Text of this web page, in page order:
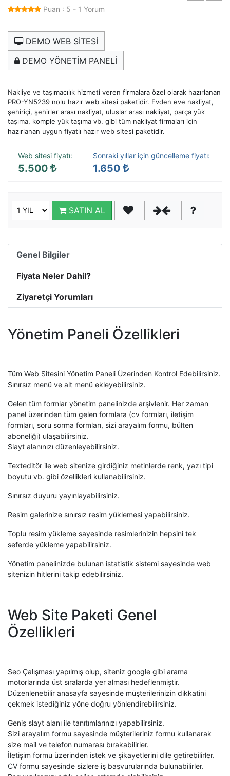
Puan : 5 - 1 Yorum
DEMO WEB SİTESİ
DEMO YÖNETİM PANELİ
Nakliye ve taşımacılık hizmeti veren firmalara özel olarak hazırlanan
PRO-YN5239 nolu hazır web sitesi paketidir. Evden eve nakliyat,
şehiriçi, şehirler arası nakliyat, uluslar arası nakliyat, parça yük
taşıma, komple yük taşıma vb. gibi tüm nakliyat firmaları için
hazırlanan uygun fiyatlı hazır web sitesi paketidir.
Web sitesi fiyatı:
5.500
Sonraki yıllar için güncelleme fiyatı:
1.650
SATIN AL
Genel Bilgiler
Fiyata Neler Dahil?
Ziyaretçi Yorumları
Yönetim Paneli Özellikleri
Tüm Web Sitesini Yönetim Paneli Üzerinden Kontrol Edebilirsiniz.
Sınırsız menü ve alt menü ekleyebilirsiniz.
Gelen tüm formlar yönetim panelinizde arşivlenir. Her zaman
panel üzerinden tüm gelen formlara (cv formları, iletişim
formları, soru sorma formları, sizi arayalım formu, bülten
aboneliği) ulaşabilirsiniz.
Slayt alanınızı düzenleyebilirsiniz.
Texteditör ile web sitenize girdiğiniz metinlerde renk, yazı tipi
boyutu vb. gibi özellikleri kullanabilirsiniz.
Sınırsız duyuru yayınlayabilirsiniz.
Resim galerinize sınırsız resim yüklemesi yapabilirsiniz.
Toplu resim yükleme sayesinde resimlerinizin hepsini tek
seferde yükleme yapabilirsiniz.
Yönetim panelinizde bulunan istatistik sistemi sayesinde web
sitenizin hitlerini takip edebilirsiniz.
Web Site Paketi Genel
Özellikleri
Seo Çalışması yapılmış olup, siteniz google gibi arama
motorlarında üst sıralarda yer alması hedeflenmiştir.
Düzenlenebilir anasayfa sayesinde müşterilerinizin dikkatini
çekmek istediğiniz yöne doğru yönlendirebilirsiniz.
Geniş slayt alanı ile tanıtımlarınızı yapabilirsiniz.
Sizi arayalım formu sayesinde müşterileriniz formu kullanarak
size mail ve telefon numarası bırakabilirler.
İletişim formu üzerinden istek ve şikayetlerini dile getirebilirler.
CV formu sayesinde sizlere iş başvurularında bulunabilirler.